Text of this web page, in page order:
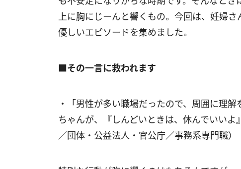
上に胸にじーんと響くもの。今回は、妊婦さ
優しいエピソードを集めました。
■その一言に救われます
・「男性が多い職場だったので、周囲に理
ちゃんが、『しんどいときは、休んでいい
／団体・公益法人・官公庁／事務系専門職）